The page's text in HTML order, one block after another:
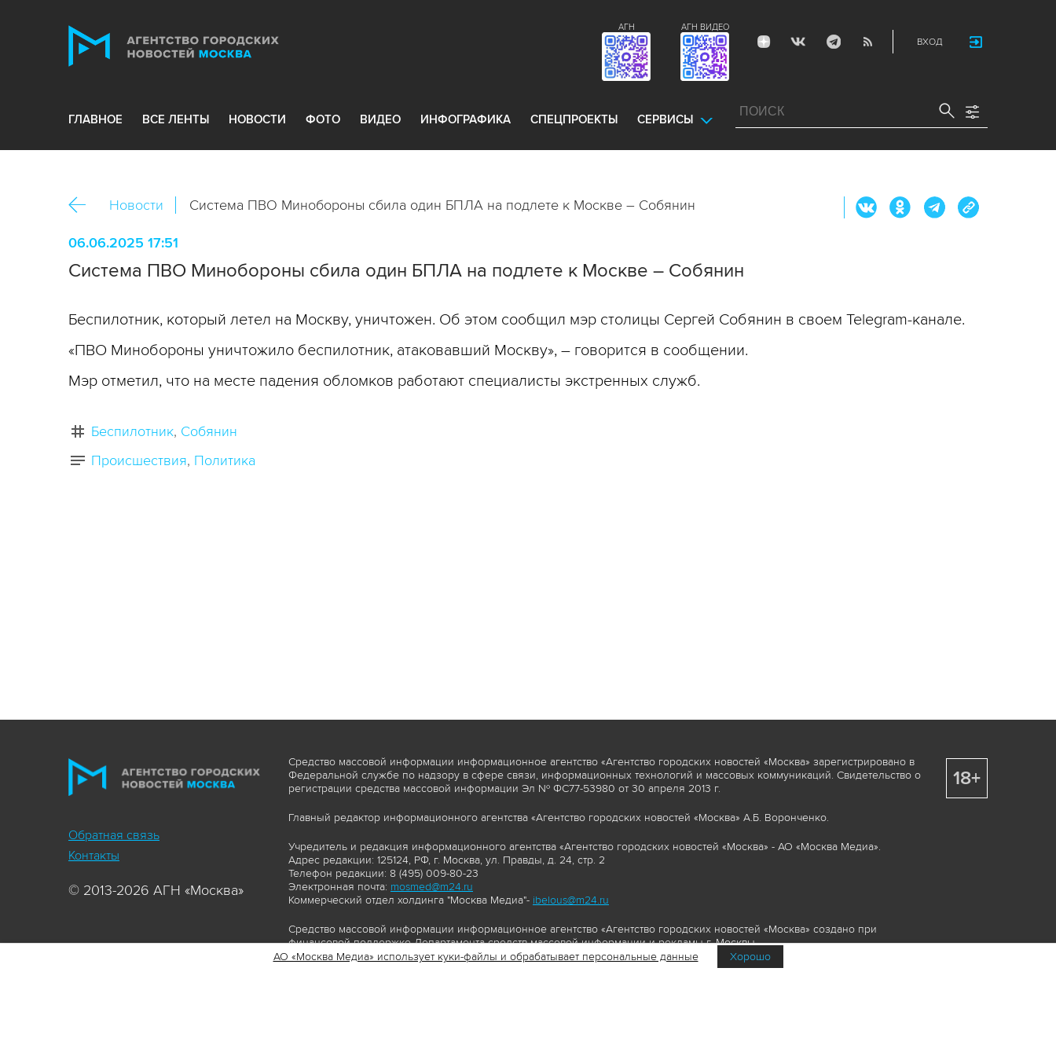
ВХОД
АГН ВИДЕО
АГН
ГЛАВНОЕ ВСЕ ЛЕНТЫ НОВОСТИ ФОТО ВИДЕО ИНФОГРАФИКА СПЕЦПРОЕКТЫ СЕРВИСЫ
Новости Система ПВО Минобороны сбила один БПЛА на подлете к Москве – Собянин
06.06.2025 17:51
Система ПВО Минобороны сбила один БПЛА на подлете к Москве – Собянин
Беспилотник, который летел на Москву, уничтожен. Об этом сообщил мэр столицы Сергей Собянин в своем Telegram-канале.
«ПВО Минобороны уничтожило беспилотник, атаковавший Москву», – говорится в сообщении.
Мэр отметил, что на месте падения обломков работают специалисты экстренных служб.
Беспилотник Собянин
Происшествия Политика
Обратная связь
Контакты
© 2013-2026 АГН «Москва»
Средство массовой информации информационное агентство «Агентство городских новостей «Москва» зарегистрировано в
Федеральной службе по надзору в сфере связи, информационных технологий и массовых коммуникаций. Свидетельство о
регистрации средства массовой информации Эл № ФС77-53980 от 30 апреля 2013 г.
Главный редактор информационного агентства «Агентство городских новостей «Москва» А.Б. Воронченко.
Учредитель и редакция информационного агентства «Агентство городских новостей «Москва» - АО «Москва Медиа».
Адрес редакции: 125124, РФ, г. Москва, ул. Правды, д. 24, стр. 2
Телефон редакции: 8 (495) 009-80-23
Электронная почта: mosmed@m24.ru
Коммерческий отдел холдинга "Москва Медиа"- ibelous@m24.ru
Средство массовой информации информационное агентство «Агентство городских новостей «Москва» создано при
финансовой поддержке Департамента средств массовой информации и рекламы г. Москвы.
Сайт https://www.mskagency.ru содержит материалы, товарные знаки и иные охраняемые элементы, включая, но, не
18+
АО «Москва Медиа» использует куки-файлы и обрабатывает персональные данные Хорошо